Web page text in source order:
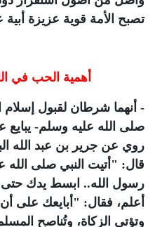
تصبح الأمة قوية عزيزة
أهمية الحب في
- أنهما شرطان لقبول
صلى الله عليه وسلم- يبايع
روي عن جرير بن عبد الله
قال: "أتيت النبي صلى الله
رسول الله.. ابسط يدك حتى
أعلم، فقال: " أبايعك على أن
وتؤتي الزكاة، وتُناصح